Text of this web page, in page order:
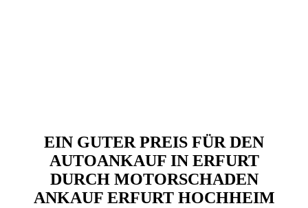
EIN GUTER PREIS FÜR DEN
AUTOANKAUF IN ERFURT
DURCH MOTORSCHADEN
ANKAUF ERFURT HOCHHEIM